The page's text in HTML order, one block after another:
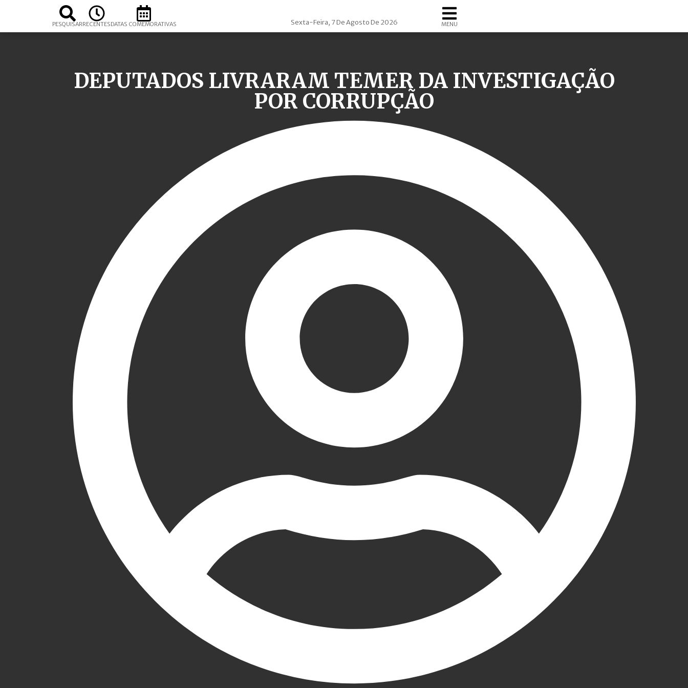
PESQUISARRECENTESDATAS COMEMORATIVAS Sexta-Feira, 7 De Agosto De 2026 MENU
DEPUTADOS LIVRARAM TEMER DA INVESTIGAÇÃO
POR CORRUPÇÃO